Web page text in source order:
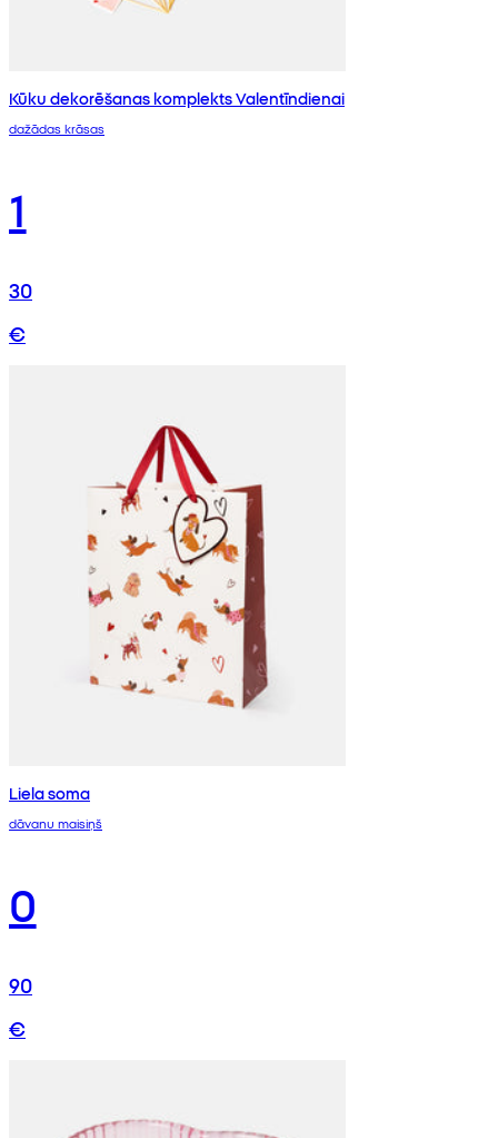
Kūku dekorēšanas komplekts Valentīndienai
dažādas krāsas
1
30
€
Liela soma
dāvanu maisiņš
0
90
€